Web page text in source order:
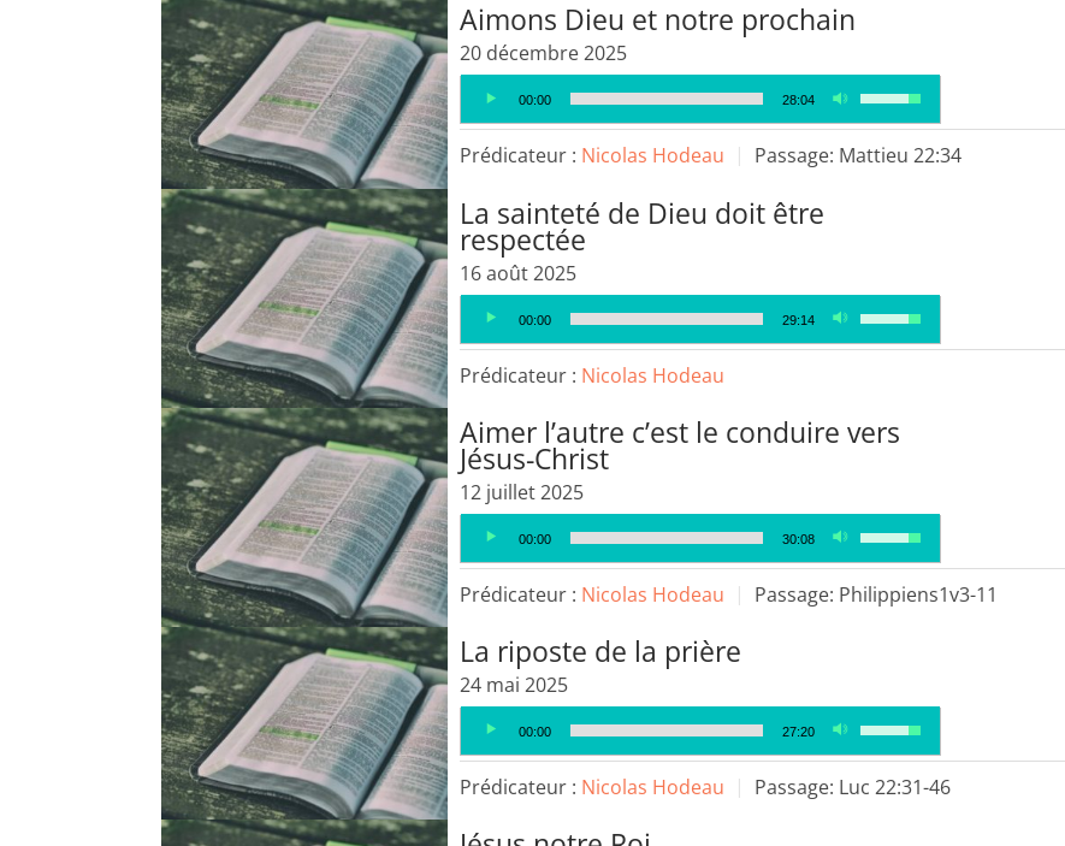
ou
diminuer
le
volume.
Aimons Dieu et notre prochain
20 décembre 2025
Lecteur
audio
00:00 28:04
les
flèches
diminuer
le
Prédicateur : Nicolas Hodeau Passage: Mattieu 22:34
La sainteté de Dieu doit être
respectée
16 août 2025
Lecteur
audio
00:00 29:14
les
pour
diminuer
le
Prédicateur : Nicolas Hodeau
Aimer l’autre c’est le conduire vers
Jésus-Christ
12 juillet 2025
Lecteur
audio
00:00 30:08
les
flèches
ou
diminuer
le
volume.
Prédicateur : Nicolas Hodeau Passage: Philippiens1v3-11
La riposte de la prière
24 mai 2025
Lecteur
audio
00:00 27:20
les
flèches
Prédicateur : Nicolas Hodeau Passage: Luc 22:31-46